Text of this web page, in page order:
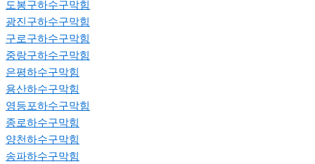
도봉구하수구막힘
광진구하수구막힘
구로구하수구막힘
중랑구하수구막힘
은평하수구막힘
용산하수구막힘
영등포하수구막힘
종로하수구막힘
양천하수구막힘
송파하수구막힘